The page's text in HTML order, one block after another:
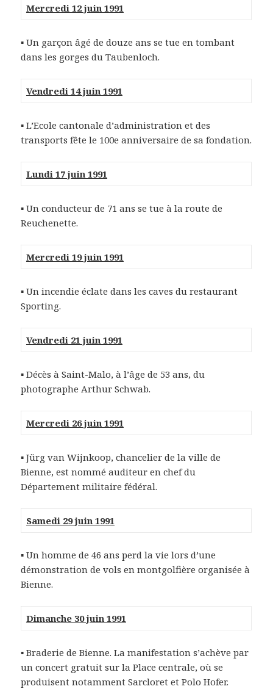
Mercredi 12 juin 1991
▪ Un garçon âgé de douze ans se tue en tombant
dans les gorges du Taubenloch.
Vendredi 14 juin 1991
▪ L’Ecole cantonale d’administration et des
transports fête le 100e anniversaire de sa fondation.
Lundi 17 juin 1991
▪ Un conducteur de 71 ans se tue à la route de
Reuchenette.
Mercredi 19 juin 1991
▪ Un incendie éclate dans les caves du restaurant
Sporting.
Vendredi 21 juin 1991
▪ Décès à Saint-Malo, à l’âge de 53 ans, du
photographe Arthur Schwab.
Mercredi 26 juin 1991
▪ Jürg van Wijnkoop, chancelier de la ville de
Bienne, est nommé auditeur en chef du
Département militaire fédéral.
Samedi 29 juin 1991
▪ Un homme de 46 ans perd la vie lors d’une
démonstration de vols en montgolfière organisée à
Bienne.
Dimanche 30 juin 1991
▪ Braderie de Bienne. La manifestation s’achève par
un concert gratuit sur la Place centrale, où se
produisent notamment Sarcloret et Polo Hofer.